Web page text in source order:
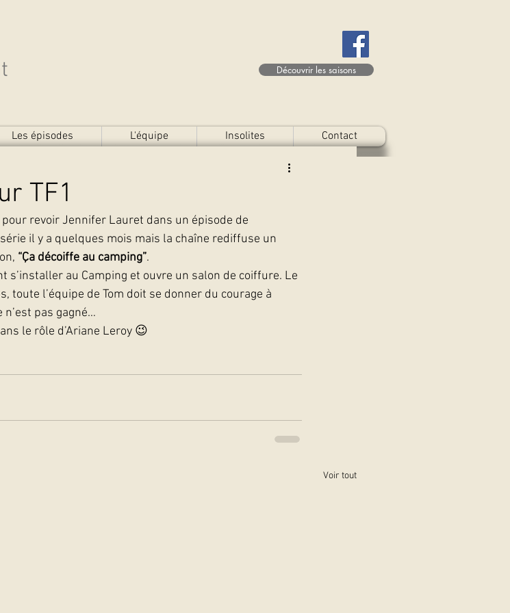
Découvrir les saisons
Les épisodes L'équipe Insolites Contact
TF1
revoir Jennifer Lauret dans un épisode de
série il y a quelques mois mais la chaîne rediffuse un
“Ça décoiffe au camping”.
s’installer au Camping et ouvre un salon de coiffure. Le
toute l’équipe de Tom doit se donner du courage à
pas gagné…
le rôle d’Ariane Leroy 😉
Voir tout